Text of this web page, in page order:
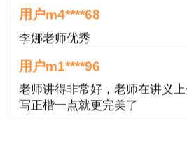
二、考试级别、应试科目
用户m4****68
李娜老师优秀
用户m1****96
老师讲得非常好，老师在讲义
写正楷一点就更完美了